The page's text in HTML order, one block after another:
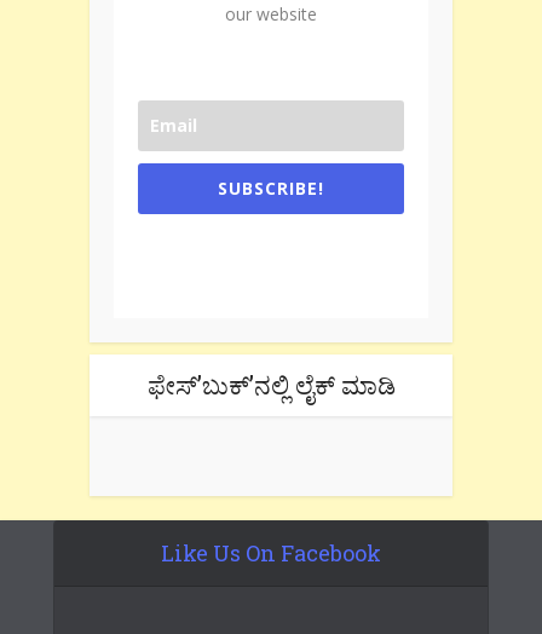
our website
SUBSCRIBE!
ಫೇಸ್’ಬುಕ್’ನಲ್ಲಿ ಲೈಕ್ ಮಾಡಿ
Like Us On Facebook